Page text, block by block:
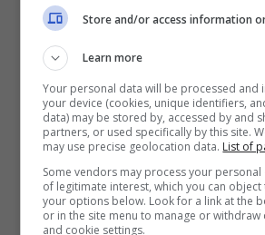
2050€
Mostra Informazioni
Store and/or access information
Learn more
Your personal data will be processed and
your device (cookies, unique identifiers,
data) may be stored by, accessed by and
partners, or used specifically by this site.
may use precise geolocation data. List of
Some vendors may process your
of legitimate interest, which you can
your options below. Look for a link at the
or in the site menu to manage or withdraw
and cookie settings.